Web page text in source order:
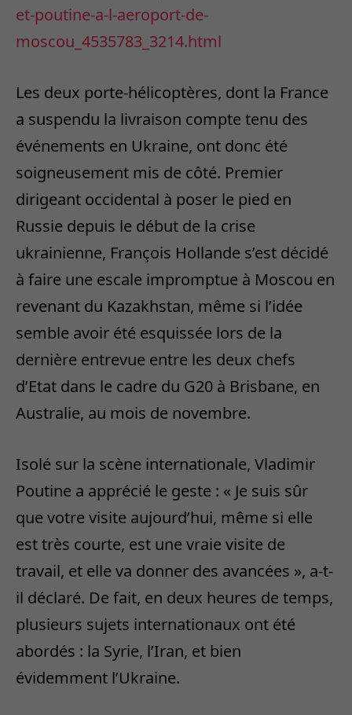
et-poutine-a-l-aeroport-de-
moscou_4535783_3214.html
Les deux porte-hélicoptères, dont la France
a suspendu la livraison compte tenu des
événements en Ukraine, ont donc été
soigneusement mis de côté. Premier
dirigeant occidental à poser le pied en
Russie depuis le début de la crise
ukrainienne, François Hollande s’est décidé
à faire une escale impromptue à Moscou en
revenant du Kazakhstan, même si l’idée
semble avoir été esquissée lors de la
dernière entrevue entre les deux chefs
d’Etat dans le cadre du G20 à Brisbane, en
Australie, au mois de novembre.
Isolé sur la scène internationale, Vladimir
Poutine a apprécié le geste : « Je suis sûr
que votre visite aujourd’hui, même si elle
est très courte, est une vraie visite de
travail, et elle va donner des avancées », a-t-
il déclaré. De fait, en deux heures de temps,
plusieurs sujets internationaux ont été
abordés : la Syrie, l’Iran, et bien
évidemment l’Ukraine.